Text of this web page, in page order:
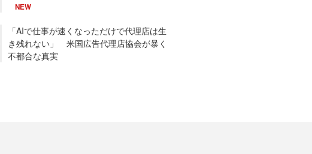
NEW
「AIで仕事が速くなっただけで代理店は生
き残れない」 米国広告代理店協会が暴く
不都合な真実